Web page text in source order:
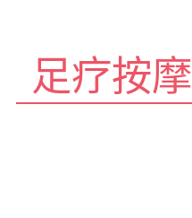
足疗按摩